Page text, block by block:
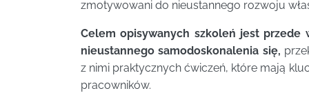
zmotywowani do nieustannego rozwoju
Celem opisywanych szkoleń jest
nieustannego samodoskonalenia się,
z nimi praktycznych ćwiczeń, które mają
pracowników.